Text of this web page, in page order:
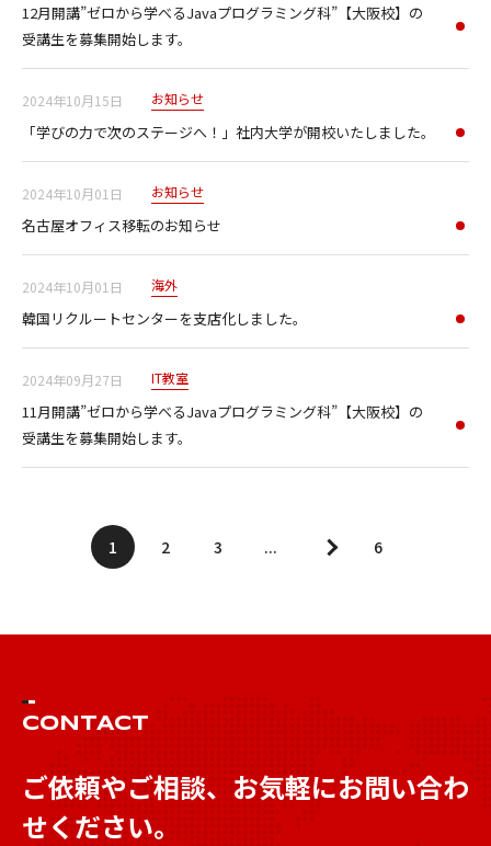
12月開講”ゼロから学べるJavaプログラミング科”【大阪校】の
受講生を募集開始します。
2024年10月15日 お知らせ
「学びの力で次のステージへ！」社内大学が開校いたしました。
2024年10月01日 お知らせ
名古屋オフィス移転のお知らせ
2024年10月01日 海外
韓国リクルートセンターを支店化しました。
2024年09月27日 IT教室
11月開講”ゼロから学べるJavaプログラミング科”【大阪校】の
受講生を募集開始します。
1 2 3 ... 6
CONTACT
ご依頼やご相談、お気軽にお問い合わ
せください。